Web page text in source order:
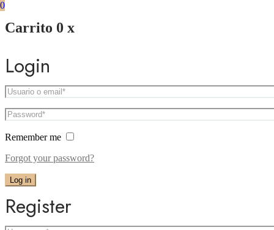
Carrito 0 x
Login
Remember me
Forgot your password?
Log in
Register
0